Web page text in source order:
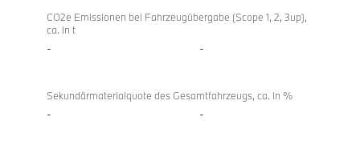
Footprint
eDrive40
Touring
CO2e Emissionen bei Fahrzeugübergabe (Scope 1, 2, 3up),
ca. in t
- -
Sekundärmaterialquote des Gesamtfahrzeugs, ca. in %
- -